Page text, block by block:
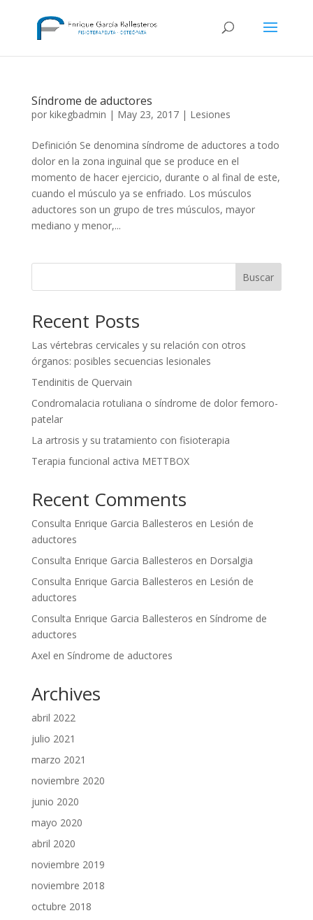
Síndrome de aductores
por kikegbadmin | May 23, 2017| Lesiones
Definición Se denomina síndrome de aductores a todo
dolor en la zona inguinal que se produce en el
momento de hacer ejercicio, durante o al final de este,
cuando el músculo ya se enfriado. Los músculos
aductores son un grupo de tres músculos, mayor
mediano y menor,...
Buscar
Recent Posts
Las vértebras cervicales y su relación con otros
órganos: posibles secuencias lesionales
Tendinitis de Quervain
Condromalacia rotuliana o síndrome de dolor femoro-
patelar
La artrosis y su tratamiento con fisioterapia
Terapia funcional activa METTBOX
Recent Comments
Consulta Enrique Garcia Ballesteros en Lesión de
aductores
Consulta Enrique Garcia Ballesteros en Dorsalgia
Consulta Enrique Garcia Ballesteros en Lesión de
aductores
Consulta Enrique Garcia Ballesteros en Síndrome de
aductores
Axel en Síndrome de aductores
Archives
abril 2022
julio 2021
marzo 2021
noviembre 2020
junio 2020
mayo 2020
abril 2020
noviembre 2019
noviembre 2018
octubre 2018